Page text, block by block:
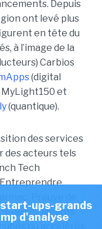
Depuis
ont levé plus
en tête du
à l’image de la
Carbios
(digital
et
(quantique).
des services
des acteurs tels
Tech
Preuve de
des dirigeants
start-ups-grands
d'analyse